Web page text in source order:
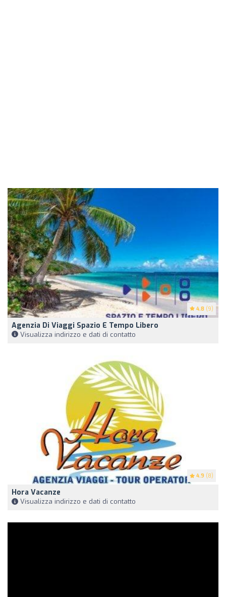
4.8 (9)
Agenzia Di Viaggi Spazio E Tempo Libero
Visualizza indirizzo e dati di contatto
4.9 (8)
Hora Vacanze
Visualizza indirizzo e dati di contatto